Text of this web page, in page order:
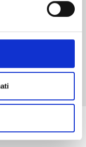
anche: